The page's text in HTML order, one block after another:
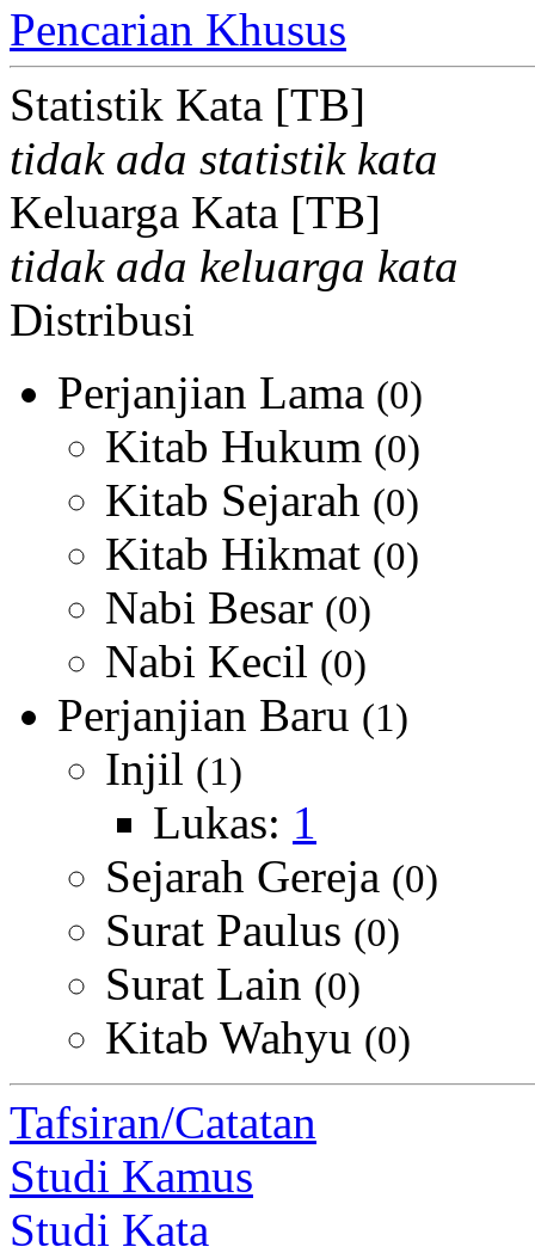
Pencarian Khusus
Statistik Kata [TB]
tidak ada statistik kata
Keluarga Kata [TB]
tidak ada keluarga kata
Distribusi
Perjanjian Lama (0)
Kitab Hukum (0)
Kitab Sejarah (0)
Kitab Hikmat (0)
Nabi Besar (0)
Nabi Kecil (0)
Perjanjian Baru (1)
Injil (1)
Lukas: 1
Sejarah Gereja (0)
Surat Paulus (0)
Surat Lain (0)
Kitab Wahyu (0)
Tafsiran/Catatan
Studi Kamus
Studi Kata